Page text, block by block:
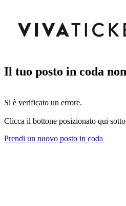
Il tuo posto in coda
Si è verificato un errore.
Clicca il bottone posizionato qui
Prendi un nuovo posto in coda